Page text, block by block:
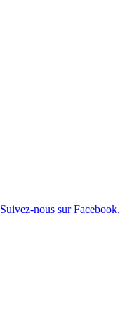
Suivez-nous sur Facebook.